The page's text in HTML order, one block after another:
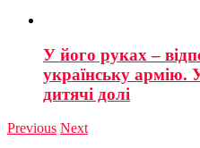
У його руках –
українську армію.
дитячі долі
Previous Next